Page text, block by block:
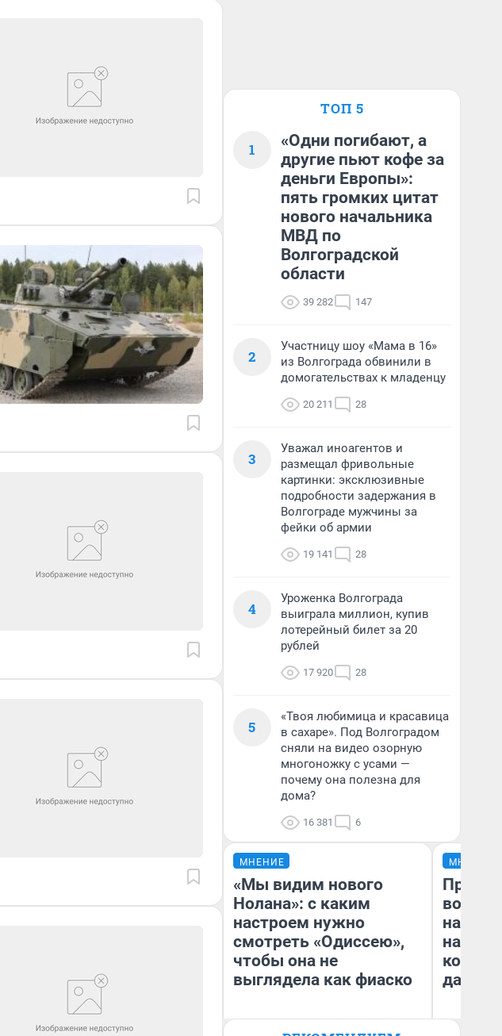
ТОП 5
1
«Одни погибают, а
другие пьют кофе за
деньги Европы»:
пять громких цитат
нового начальника
МВД по
Волгоградской
области
39 282 147
2
Участницу шоу «Мама в 16»
из Волгограда обвинили в
домогательствах к младенцу
20 211 28
3
Уважал иноагентов и
размещал фривольные
картинки: эксклюзивные
подробности задержания в
Волгограде мужчины за
фейки об армии
19 141 28
4
Уроженка Волгограда
выиграла миллион, купив
лотерейный билет за 20
рублей
17 920 28
5
«Твоя любимица и красавица
в сахаре». Под Волгоградом
сняли на видео озорную
многоножку с усами —
почему она полезна для
дома?
16 381 6
МНЕНИЕ
«Мы видим нового
Нолана»: с каким
настроем нужно
смотреть «Одиссею»,
чтобы она не
выглядела как фиаско
МНЕНИЕ
нам
даже